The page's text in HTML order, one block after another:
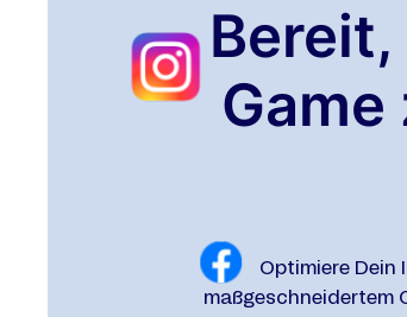
Optimiere Dein
maßgeschneidertem